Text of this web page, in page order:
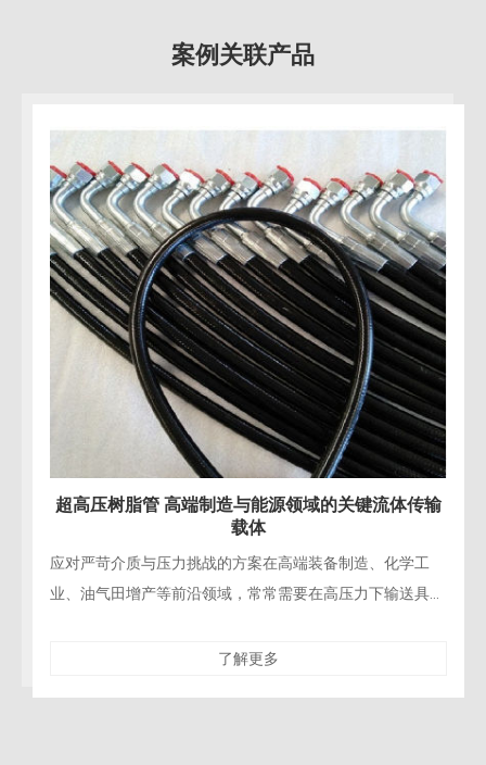
案例关联产品
精密工程拆除的“柔性手术刀”在现代桥梁修复、建筑结构